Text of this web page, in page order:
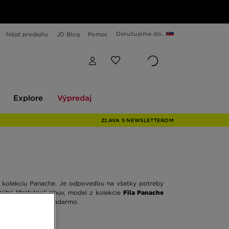
Nájsť predajňu JD Blog Pomoc Doručujeme do...
Explore Výpredaj
ZĽAVA S NEWSLETTEROM
Panache. Je odpoveďou na všetky potreby
lifestylová obuv, model z kolekcieFila Panache
vám doručím zadarmo.